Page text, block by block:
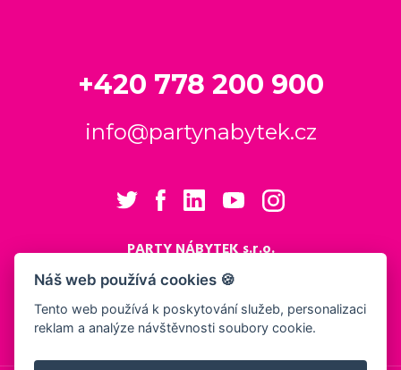
Náš web používá cookies 🍪
Tento web používá k poskytování služeb, personalizaci
reklam a analýze návštěvnosti soubory cookie.
+420 778 200 900
info@partynabytek.cz
PARTY NÁBYTEK s.r.o.
Cukrovarská 984
Logistický areál Cukrovar Čakovice
196 00 Praha 9 - Čakovice